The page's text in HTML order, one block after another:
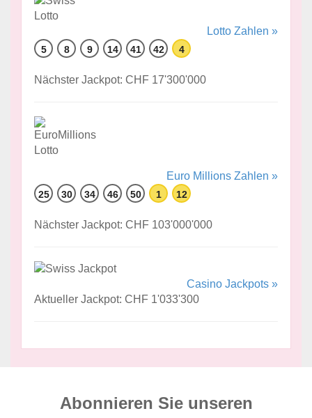
Lotto Zahlen »
5 8 9 14 41 42 4
Nächster Jackpot: CHF 17'300'000
Euro Millions Zahlen »
25 30 34 46 50 1 12
Nächster Jackpot: CHF 103'000'000
Casino Jackpots »
Aktueller Jackpot: CHF 1'033'300
Abonnieren Sie unseren